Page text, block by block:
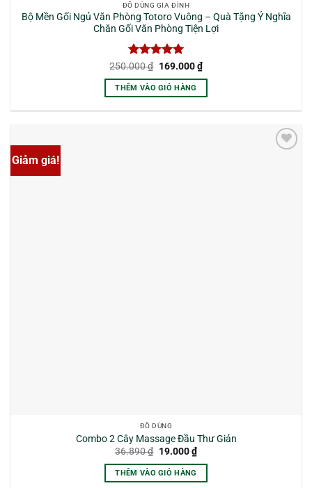
ĐỒ DÙNG GIA ĐÌNH
Bộ Mền Gối Ngủ Văn Phòng Totoro Vuông – Quà Tặng Ý Nghĩa
Chăn Gối Văn Phòng Tiện Lợi
Được xếp
hạng55
sao
250.000₫ Giá
là:
250.000 ₫.
169.000₫Giá
hiện
tại
THÊM VÀO GIỎ HÀNG
Giảm giá!
ĐỒ DÙNG
Combo 2 Cây Massage Đầu Thư Giản
36.890₫ Giá
là:
36.890 ₫.
19.000₫Giá
hiện
tại
THÊM VÀO GIỎ HÀNG